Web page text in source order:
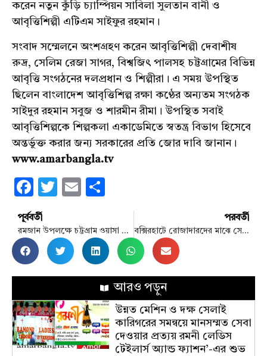
করেন নতুন কুঁড়ি চ্যাম্পিয়ন সাবিলা সুলতান বানী ও
আবৃত্তিশিল্পী এটিএম সাইফুর রহমান।
সংবাদ সম্মেলনে অংশগ্রহণ করেন আবৃত্তিশিল্পী দেবাশীষ
রুদ্র, সেলিম রেজা সাগর, বিশ্বজিৎ পালসহ চট্টগ্রামের বিভিন্ন
আবৃত্তি সংগঠনের দলপ্রধান ও শিল্পীরা। এ সময় উপস্থিত
ছিলেন বাংলাদেশ আবৃত্তিশিল্প রক্ষা কণ্ঠের অন্যতম সংগঠক
সাইদুর রহমান সবুজ ও শারমীন রীমা। উপস্থিত সবাই
আবৃত্তিশিল্পকে শিল্পকলা একাডেমিতে স্বতন্ত্র বিভাগ হিসেবে
অন্তর্ভুক্ত করার জন্য সরকারের প্রতি জোর দাবি জানান।
www.amarbangla.tv
Facebook
Twitter
Email
পূর্ববর্তী
রমজান উপলক্ষে চট্টগ্রাম ওয়াসা শ্রমজীবী ইউনিয়নের মানবিক উদ্যোগ
পরবর্তী
বক্সিরহাটে রোজাদারদের মাঝে সেহরি ও ইফতার সামগ্রী বিতরণ
আরও পড়ুন
উন্নত মেশিন ও দক্ষ সেলাই
কারিগরের সমন্বয়ে মানসম্মত সেবা
দেওয়ার প্রত্যয় রমনী লেডিস
টেইলার্স অ্যান্ড ফ্যাশন’-এর শুভ